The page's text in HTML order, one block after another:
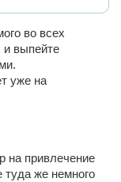
во всех
и выпейте
уже на
на привлечение
туда же немного